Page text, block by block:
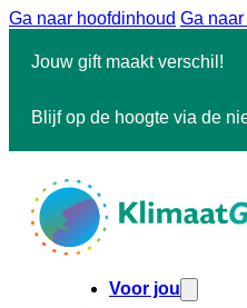
Ga naar hoofdinhoud Ga
Jouw gift maakt verschil!
Blijf op de hoogte via de
Voor jou